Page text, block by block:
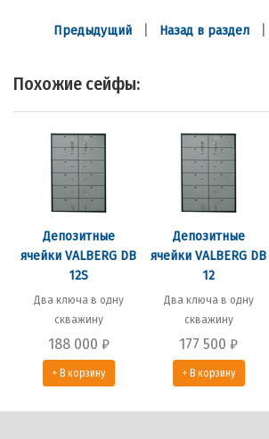
Предыдущий| Назад в раздел|
Похожие сейфы:
Депозитные
ячейки VALBERG DB
12S
Два ключа в одну
скважину
188 000 ₽
+ В корзину
Депозитные
ячейки VALBERG DB
12
Два ключа в одну
скважину
177 500 ₽
+ В корзину